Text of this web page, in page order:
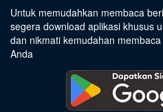
Untuk memudahkan membaca
segera download aplikasi khusus
dan nikmati kemudahan
Anda